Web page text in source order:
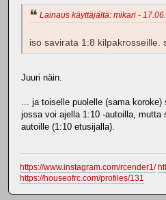
Lainaus käyttäjältä: mikari -
iso savirata 1:8 kilpakrosseille.
Juuri näin.
... ja toiselle puolelle (sama
jossa voi ajella 1:10 -autoilla,
autoille (1:10 etusijalla).
https://www.instagram.com/rcender1/
https://houseofrc.com/profiles/131